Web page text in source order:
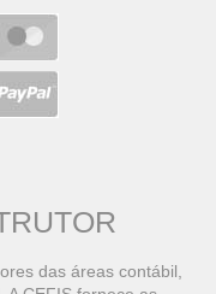
das áreas contábil,